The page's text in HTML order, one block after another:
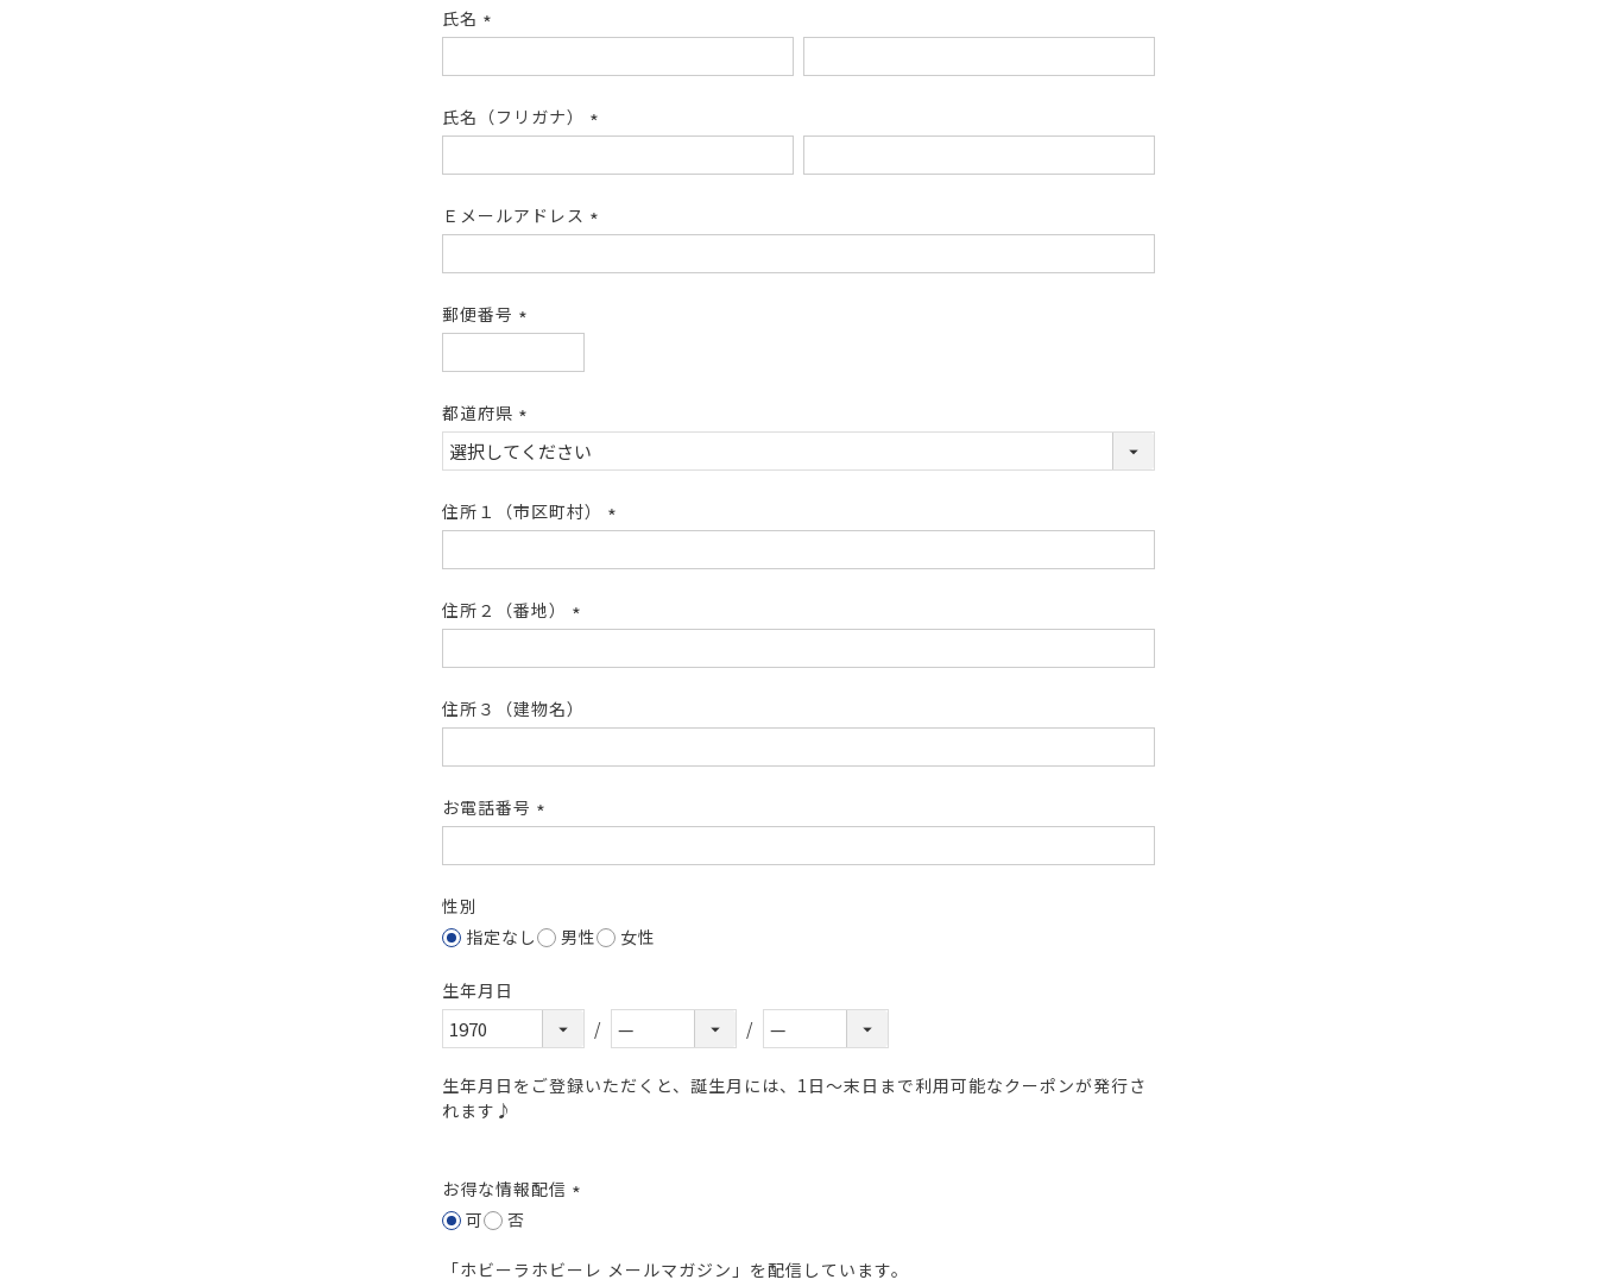
氏名
須)
氏名（フリガナ）
須)
Ｅメールアドレス
須)
郵便番号
須)
都道府県
(必
須)
住所１（市区町村）
須)
住所２（番地）
須)
住所３（建物名）
お電話番号
須)
性別
指定なし
男性 女性
生年月日
生年月日をご登録いただくと、誕生月には、1日～末日まで利用可能なクーポンが発行さ
れます♪
お得な情報配信
可 否
「ホビーラホビーレ メールマガジン」を配信しています。